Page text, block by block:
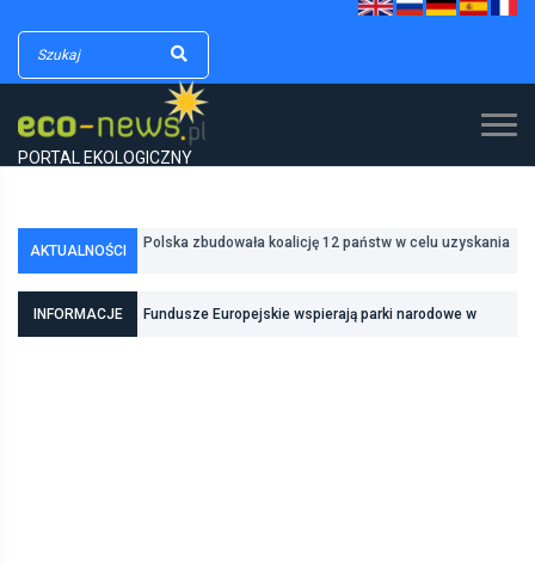
PORTAL EKOLOGICZNY
AKTUALNOŚCI Poznań zwiększa odporność na zmiany klimatu dzięki
dodatkowych środków na inwestycje w transformację
INFORMACJE
Fundusze Europejskie wspierają parki narodowe w